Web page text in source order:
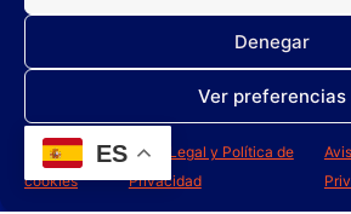
Denegar
Ver preferencias
Política de
cookies
Aviso Legal y Política de
Privacidad
ES